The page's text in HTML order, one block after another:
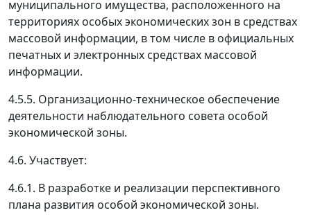
муниципального имущества, расположенного на
территориях особых экономических зон в средствах
массовой информации, в том числе в официальных
печатных и электронных средствах массовой
информации.
4.5.5. Организационно-техническое обеспечение
деятельности наблюдательного совета особой
экономической зоны.
4.6. Участвует:
4.6.1. В разработке и реализации перспективного
плана развития особой экономической зоны.